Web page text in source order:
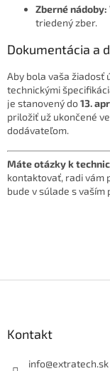
Zberné nádoby:
triedený zber.
Dokumentácia a
Aby bola vaša žiadosť
technickými
je stanovený do13.
priložiť už ukončené
dodávateľom.
Máte otázky k
kontaktovať, radi vám
bude v súlade s vaším
Kontakt
info@extratech.sk